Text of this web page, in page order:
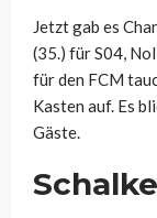
Jetzt gab es
(35.) für S04,
für den FCM
Kasten auf. Es
Gäste.